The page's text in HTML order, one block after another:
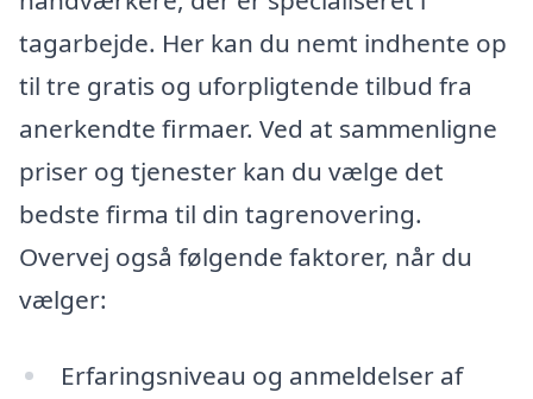
tagarbejde. Her kan du nemt indhente op
til tre gratis og uforpligtende tilbud fra
anerkendte firmaer. Ved at sammenligne
priser og tjenester kan du vælge det
bedste firma til din tagrenovering.
Overvej også følgende faktorer, når du
vælger:
Erfaringsniveau og anmeldelser af